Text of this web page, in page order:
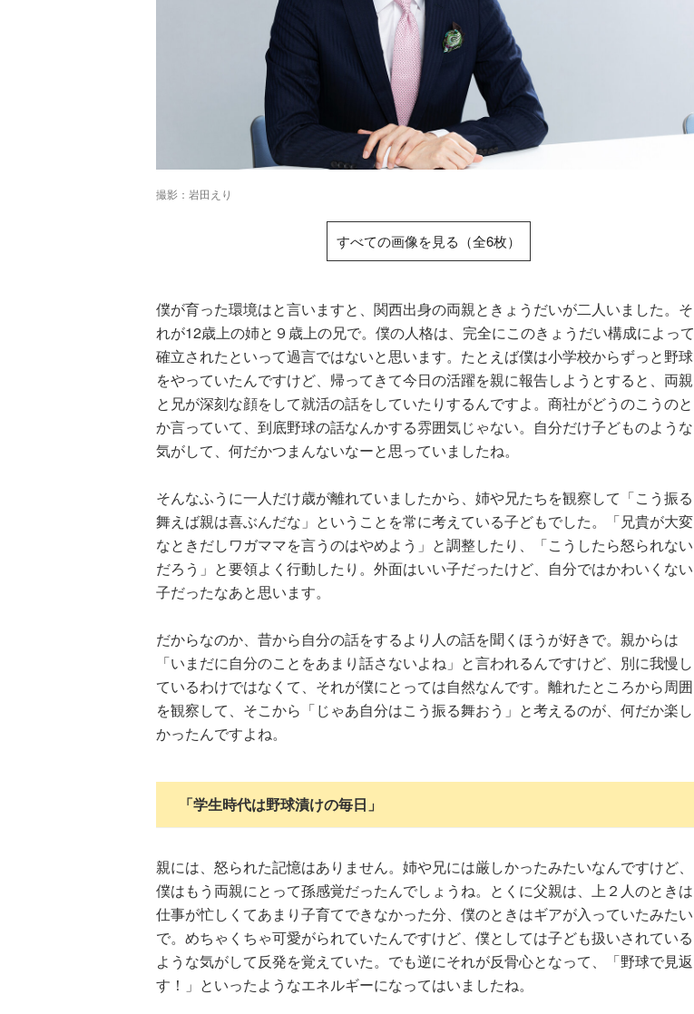
撮影：岩田えり
すべての画像を見る（全6枚）
僕が育った環境はと言いますと、関西出身の両親ときょうだいが二人いました。そ
れが12歳上の姉と９歳上の兄で。僕の人格は、完全にこのきょうだい構成によって
確立されたといって過言ではないと思います。たとえば僕は小学校からずっと野球
をやっていたんですけど、帰ってきて今日の活躍を親に報告しようとすると、両親
と兄が深刻な顔をして就活の話をしていたりするんですよ。商社がどうのこうのと
か言っていて、到底野球の話なんかする雰囲気じゃない。自分だけ子どものような
気がして、何だかつまんないなーと思っていましたね。
そんなふうに一人だけ歳が離れていましたから、姉や兄たちを観察して「こう振る
舞えば親は喜ぶんだな」ということを常に考えている子どもでした。「兄貴が大変
なときだしワガママを言うのはやめよう」と調整したり、「こうしたら怒られない
だろう」と要領よく行動したり。外面はいい子だったけど、自分ではかわいくない
子だったなあと思います。
だからなのか、昔から自分の話をするより人の話を聞くほうが好きで。親からは
「いまだに自分のことをあまり話さないよね」と言われるんですけど、別に我慢し
ているわけではなくて、それが僕にとっては自然なんです。離れたところから周囲
を観察して、そこから「じゃあ自分はこう振る舞おう」と考えるのが、何だか楽し
かったんですよね。
「学生時代は野球漬けの毎日」
親には、怒られた記憶はありません。姉や兄には厳しかったみたいなんですけど、
僕はもう両親にとって孫感覚だったんでしょうね。とくに父親は、上２人のときは
仕事が忙しくてあまり子育てできなかった分、僕のときはギアが入っていたみたい
で。めちゃくちゃ可愛がられていたんですけど、僕としては子ども扱いされている
ような気がして反発を覚えていた。でも逆にそれが反骨心となって、「野球で見返
す！」といったようなエネルギーになってはいましたね。